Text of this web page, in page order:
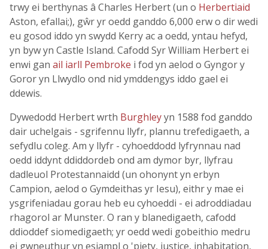
trwy ei berthynas â Charles Herbert (un o Herbertiaid
Aston, efallai;), gŵr yr oedd ganddo 6,000 erw o dir wedi
eu gosod iddo yn swydd Kerry ac a oedd, yntau hefyd,
yn byw yn Castle Island. Cafodd Syr William Herbert ei
enwi gan ail iarll Pembroke i fod yn aelod o Gyngor y
Goror yn Llwydlo ond nid ymddengys iddo gael ei
ddewis.
Dywedodd Herbert wrth Burghleyyn 1588 fod ganddo
dair uchelgais - sgrifennu llyfr, plannu trefedigaeth, a
sefydlu coleg. Am y llyfr - cyhoeddodd lyfrynnau nad
oedd iddynt ddiddordeb ond am dymor byr, llyfrau
dadleuol Protestannaidd (un ohonynt yn erbyn
Campion, aelod o Gymdeithas yr Iesu), eithr y mae ei
ysgrifeniadau gorau heb eu cyhoeddi - ei adroddiadau
rhagorol ar Munster. O ran y blanedigaeth, cafodd
ddioddef siomedigaeth; yr oedd wedi gobeithio medru
ei gwneuthur yn esiampl o 'piety, justice, inhabitation,